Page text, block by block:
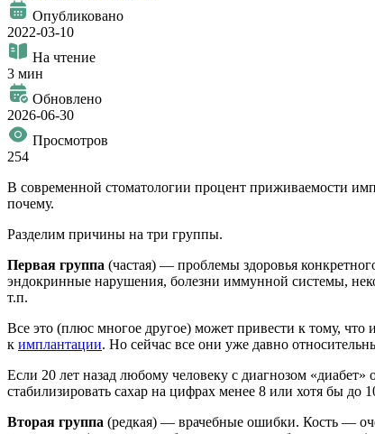
Опубликовано
2022-03-10
На чтение
3 мин
Обновлено
2026-06-30
Просмотров
254
В современной стоматологии процент приживаемости
почему.
Разделим причины на три группы.
Первая группа (частая) — проблемы здоровья
эндокринные нарушения, болезни иммунной системы,
т.п.
Все это (плюс многое другое) может привести к тому,
к имплантации. Но сейчас все они уже давно
Если 20 лет назад любому человеку с диагнозом
стабилизировать сахар на цифрах менее 8 или хотя бы
Вторая группа (редкая) — врачебные ошибки. Кость —